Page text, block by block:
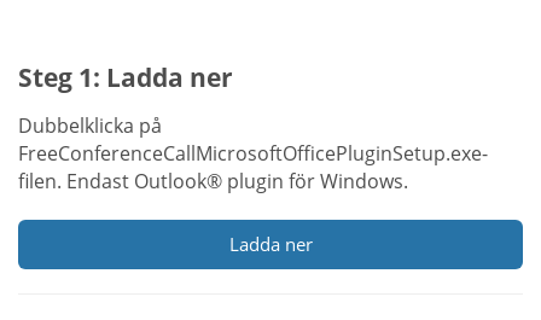
Steg 1: Ladda ner
Dubbelklicka på
FreeConferenceCallMicrosoftOfficePluginSetup.exe-
filen. Endast Outlook® plugin för Windows.
Ladda ner